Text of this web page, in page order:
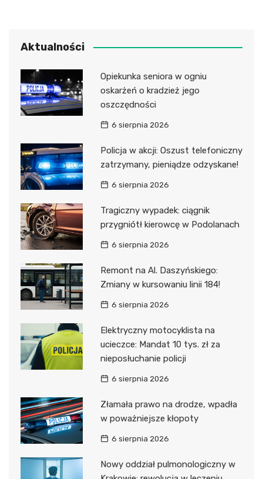
Aktualności
Opiekunka seniora w ogniu
oskarżeń o kradzież jego
oszczędności
6 sierpnia 2026
Policja w akcji: Oszust telefoniczny
zatrzymany, pieniądze odzyskane!
6 sierpnia 2026
Tragiczny wypadek: ciągnik
przygniótł kierowcę w Podolanach
6 sierpnia 2026
Remont na Al. Daszyńskiego:
Zmiany w kursowaniu linii 184!
6 sierpnia 2026
Elektryczny motocyklista na
ucieczce: Mandat 10 tys. zł za
nieposłuchanie policji
6 sierpnia 2026
Złamała prawo na drodze, wpadła
w poważniejsze kłopoty
6 sierpnia 2026
Nowy oddział pulmonologiczny w